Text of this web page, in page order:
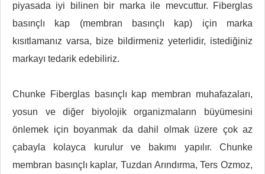
piyasada iyi bilinen bir marka ile mevcuttur. Fiberglas
basınçlı kap (membran basınçlı kap) için marka
kısıtlamanız varsa, bize bildirmeniz yeterlidir, istediğiniz
markayı tedarik edebiliriz.
Chunke Fiberglas basınçlı kap membran muhafazaları,
yosun ve diğer biyolojik organizmaların büyümesini
önlemek için boyanmak da dahil olmak üzere çok az
çabayla kolayca kurulur ve bakımı yapılır. Chunke
membran basınçlı kaplar, Tuzdan Arındırma, Ters Ozmoz,